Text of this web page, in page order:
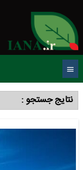
نتایج جستجو :